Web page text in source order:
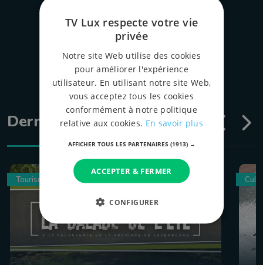
Dernières émissions
Tourisme
TV Lux respecte votre vie
privée
Notre site Web utilise des cookies
pour améliorer l'expérience
utilisateur. En utilisant notre site Web,
vous acceptez tous les cookies
conformément à notre politique
relative aux cookies. En savoir plus
AFFICHER TOUS LES PARTENAIRES (1913) →
ACCEPTER & FERMER
CONFIGURER